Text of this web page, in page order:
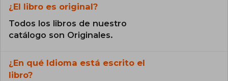
¿El libro es original?
Todos los libros de nuestro
catálogo son Originales.
¿En qué Idioma está escrito el
libro?